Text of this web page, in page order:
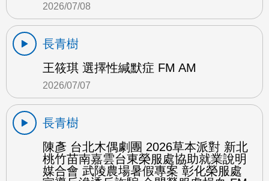
2026/07/08
長青樹
王筱琪 選擇性緘默症 FM AM
2026/07/07
長青樹
陳彥 台北木偶劇團 2026草本派對 新北
桃竹苗南嘉雲台東榮服處協助就業說明
媒合會 武陵農場暑假專案 彰化榮服處